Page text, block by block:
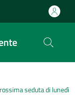
seduta di lunedì